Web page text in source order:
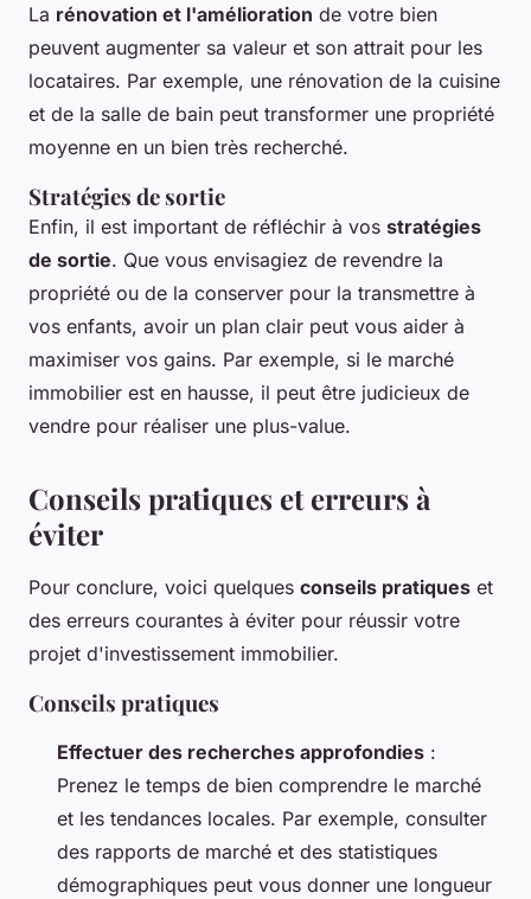
La rénovation et l'amélioration de votre bien
peuvent augmenter sa valeur et son attrait pour les
locataires. Par exemple, une rénovation de la cuisine
et de la salle de bain peut transformer une propriété
moyenne en un bien très recherché.
Stratégies de sortie
Enfin, il est important de réfléchir à vos stratégies
de sortie. Que vous envisagiez de revendre la
propriété ou de la conserver pour la transmettre à
vos enfants, avoir un plan clair peut vous aider à
maximiser vos gains. Par exemple, si le marché
immobilier est en hausse, il peut être judicieux de
vendre pour réaliser une plus-value.
Conseils pratiques et erreurs à
éviter
Pour conclure, voici quelques conseils pratiques et
des erreurs courantes à éviter pour réussir votre
projet d'investissement immobilier.
Conseils pratiques
Effectuer des recherches approfondies :
Prenez le temps de bien comprendre le marché
et les tendances locales. Par exemple, consulter
des rapports de marché et des statistiques
démographiques peut vous donner une longueur